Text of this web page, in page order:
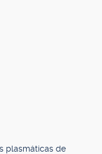
plasmáticas de